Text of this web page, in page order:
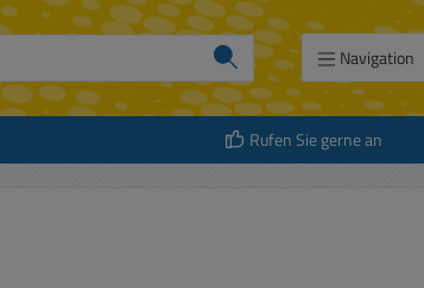
Navigation
Rufen Sie gerne an